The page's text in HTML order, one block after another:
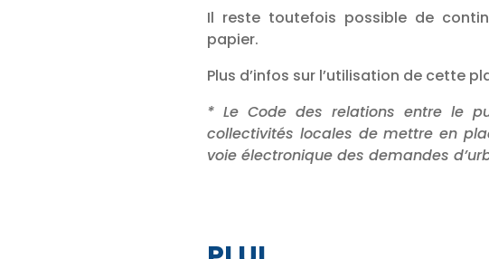
Il reste toutefois possible de
papier.
Plus d’infos sur l’utilisation de cette
* Le Code des relations entre le
collectivités locales de mettre en
voie électronique des demandes